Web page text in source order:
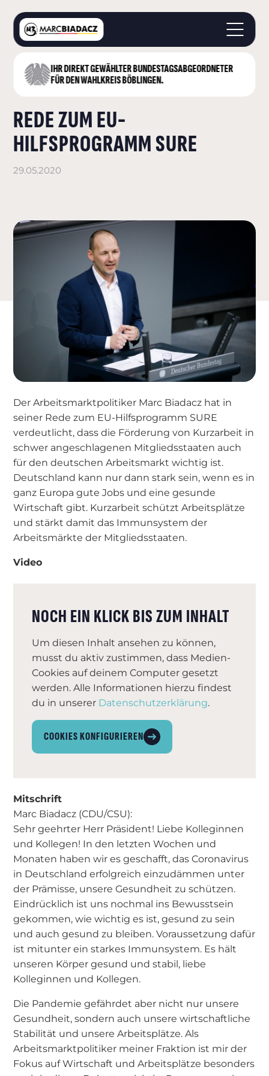
IHR DIREKT GEWÄHLTER BUNDESTAGS­ABGEORDNETER
FÜR DEN WAHLKREIS BÖBLINGEN.
STARTSEITE
LANDKREIS BÖBLINGEN
DEUTSCHER BUNDESTAG
AKTUELLES
REDE ZUM EU-
HILFSPROGRAMM SURE
29.05.2020
Der Arbeitsmarktpolitiker Marc Biadacz hat in
seiner Rede zum EU-Hilfsprogramm SURE
verdeutlicht, dass die Förderung von Kurzarbeit in
schwer angeschlagenen Mitgliedsstaaten auch
für den deutschen Arbeitsmarkt wichtig ist.
Deutschland kann nur dann stark sein, wenn es in
ganz Europa gute Jobs und eine gesunde
Wirtschaft gibt. Kurzarbeit schützt Arbeitsplätze
und stärkt damit das Immunsystem der
Arbeitsmärkte der Mitgliedsstaaten.
Video
NOCH EIN KLICK BIS ZUM INHALT
Um diesen Inhalt ansehen zu können,
musst du aktiv zustimmen, dass Medien-
Cookies auf deinem Computer gesetzt
werden. Alle Informationen hierzu findest
du in unserer Datenschutzerklärung.
COOKIES KONFIGURIEREN
Mitschrift
Marc Biadacz (CDU/CSU):
Sehr geehrter Herr Präsident! Liebe Kolleginnen
und Kollegen! In den letzten Wochen und
Monaten haben wir es geschafft, das Coronavirus
in Deutschland erfolgreich einzudämmen unter
der Prämisse, unsere Gesundheit zu schützen.
Eindrücklich ist uns nochmal ins Bewusstsein
gekommen, wie wichtig es ist, gesund zu sein
und auch gesund zu bleiben. Voraussetzung dafür
ist mitunter ein starkes Immunsystem. Es hält
unseren Körper gesund und stabil, liebe
Kolleginnen und Kollegen.
Die Pandemie gefährdet aber nicht nur unsere
Gesundheit, sondern auch unsere wirtschaftliche
Stabilität und unsere Arbeitsplätze. Als
Arbeitsmarktpolitiker meiner Fraktion ist mir der
Fokus auf Wirtschaft und Arbeitsplätze besonders